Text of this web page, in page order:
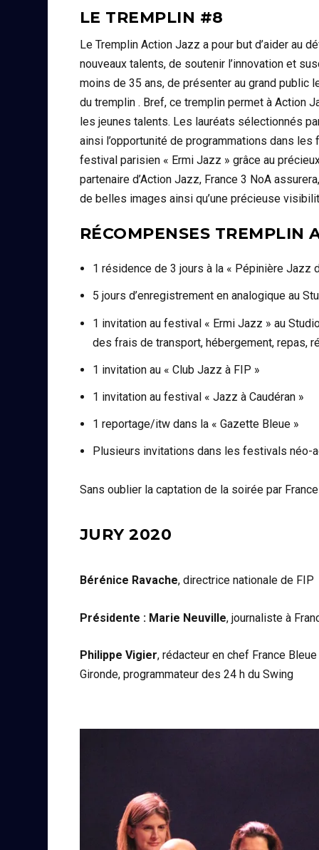
LE TREMPLIN #8
Le Tremplin Action Jazz a pour but d’aider au
nouveaux talents, de soutenir l’innovation et
moins de 35 ans, de présenter au grand
du tremplin . Bref, ce tremplin permet à Action
les jeunes talents. Les lauréats sélectionnés
ainsi l’opportunité de programmations dans
festival parisien « Ermi Jazz » grâce au
partenaire d’Action Jazz, France 3 NoA
de belles images ainsi qu’une précieuse
RÉCOMPENSES TREMPLIN
1 résidence de 3 jours à la « Pépinière Jazz
5 jours d’enregistrement en analogique au
1 invitation au festival « Ermi Jazz » au
des frais de transport, hébergement, repas,
1 invitation au « Club Jazz à FIP »
1 invitation au festival « Jazz à Caudéran »
1 reportage/itw dans la « Gazette Bleue »
Plusieurs invitations dans les festivals néo-
Sans oublier la captation de la soirée par
JURY 2020
Bérénice Ravache, directrice nationale de FIP
Présidente : Marie Neuville, journaliste à
Philippe Vigier, rédacteur en chef France Bleue
Gironde, programmateur des 24 h du Swing